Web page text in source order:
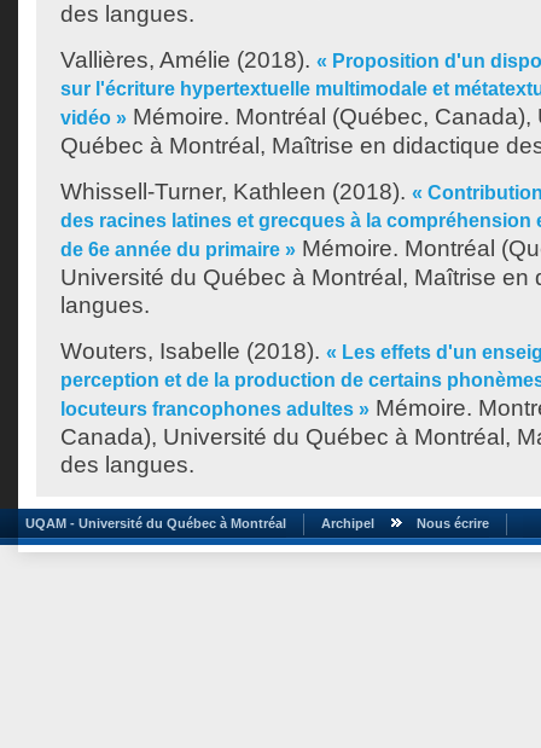
des langues.
Vallières, Amélie (2018). « Proposition d'un
sur l'écriture hypertextuelle multimodale et
vidéo » Mémoire. Montréal (Québec, Canada),
Québec à Montréal, Maîtrise en didactique
Whissell-Turner, Kathleen (2018). «
des racines latines et grecques à la compréhension
de 6e année du primaire » Mémoire. Montréal
Université du Québec à Montréal, Maîtrise en
langues.
Wouters, Isabelle (2018). « Les effets d'un
perception et de la production de certains
locuteurs francophones adultes » Mémoire.
Canada), Université du Québec à Montréal,
des langues.
UQAM - Université du Québec à Montréal Archipel Nous écrire